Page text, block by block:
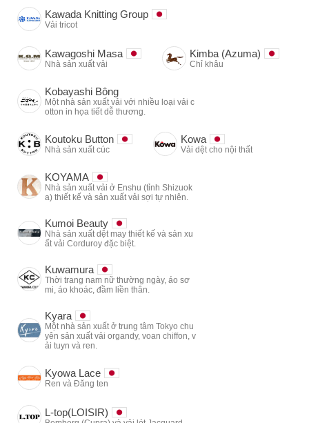
Kawada Knitting Group
Vải tricot
Kawagoshi Masa
Nhà sản xuất vải
Kimba (Azuma)
Chỉ khâu
Kobayashi Bông
Một nhà sản xuất vải với nhiều loại vải c
otton in họa tiết dễ thương.
Koutoku Button
Nhà sản xuất cúc
Kowa
Vải dệt cho nội thất
KOYAMA
Nhà sản xuất vải ở Enshu (tỉnh Shizuok
a) thiết kế và sản xuất vải sợi tự nhiên.
Kumoi Beauty
Nhà sản xuất dệt may thiết kế và sản xu
ất vải Corduroy đặc biệt.
Kuwamura
Thời trang nam nữ thường ngày, áo sơ
mi, áo khoác, đầm liền thân.
Kyara
Một nhà sản xuất ở trung tâm Tokyo chu
yên sản xuất vải organdy, voan chiffon, v
ải tuyn và ren.
Kyowa Lace
Ren và Đăng ten
L-top(LOISIR)